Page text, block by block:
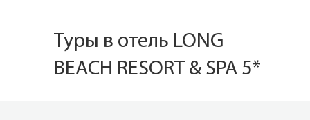
Туры в отель LONG
BEACH RESORT & SPA 5*